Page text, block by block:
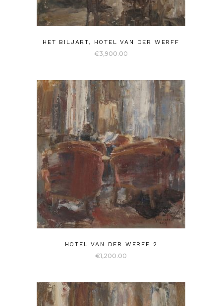
HET BILJART, HOTEL VAN DER WERFF
€3,900.00
HOTEL VAN DER WERFF 2
€1,200.00